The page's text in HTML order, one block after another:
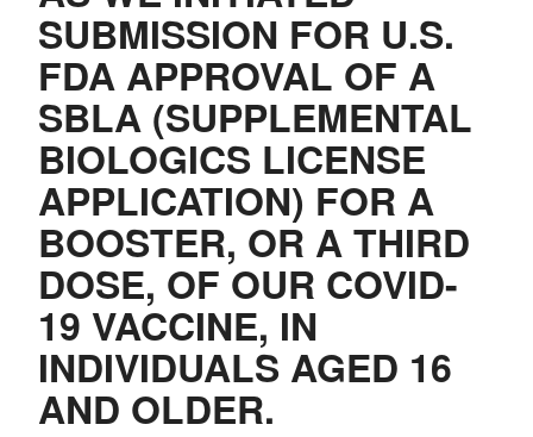
SUBMISSION FOR U.S.
FDA APPROVAL OF A
SBLA (SUPPLEMENTAL
BIOLOGICS LICENSE
APPLICATION) FOR A
BOOSTER, OR A THIRD
DOSE, OF OUR COVID-
19 VACCINE, IN
INDIVIDUALS AGED 16
AND OLDER.